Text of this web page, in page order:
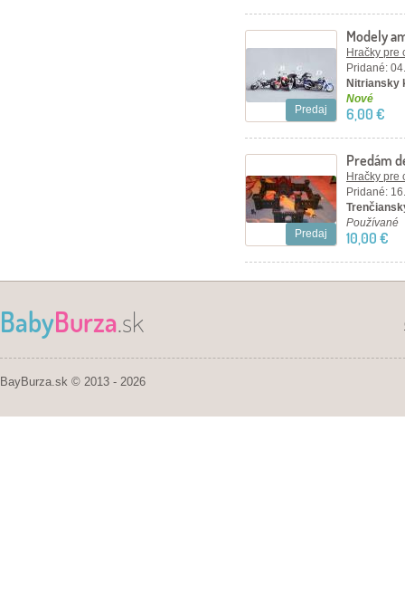
Predaj
Modely
Hračky pre
Pridané:
Nitriansky
Nové
6,00 €
Predaj
Predám
deti
Hračky pre
Pridané:
Používané
10,00 €
BabyBurza.sk
BayBurza.sk © 2013 - 2026